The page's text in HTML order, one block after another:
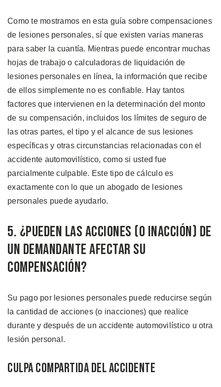
Como te mostramos en esta guía sobre compensaciones
de lesiones personales, sí que existen varias maneras
para saber la cuantía. Mientras puede encontrar muchas
hojas de trabajo o calculadoras de liquidación de
lesiones personales en línea, la información que recibe
de ellos simplemente no es confiable. Hay tantos
factores que intervienen en la determinación del monto
de su compensación, incluidos los límites de seguro de
las otras partes, el tipo y el alcance de sus lesiones
específicas y otras circunstancias relacionadas con el
accidente automovilístico, como si usted fue
parcialmente culpable. Este tipo de cálculo es
exactamente con lo que un abogado de lesiones
personales puede ayudarlo.
5. ¿Pueden las Acciones (o Inacción) de
un Demandante Afectar su
Compensación?
Su pago por lesiones personales puede reducirse según
la cantidad de acciones (o inacciones) que realice
durante y después de un accidente automovilístico u otra
lesión personal.
Culpa Compartida del Accidente